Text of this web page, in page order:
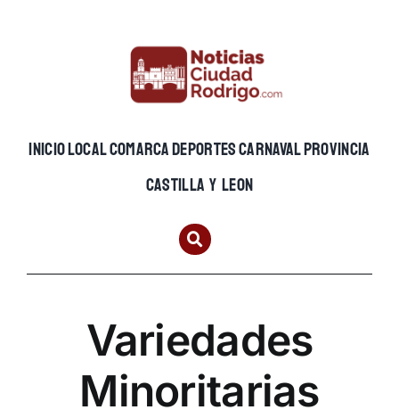
INICIOLOCALCOMARCADEPORTESCARNAVALPROVINCIA
CASTILLA Y LEON
Variedades
Minoritarias